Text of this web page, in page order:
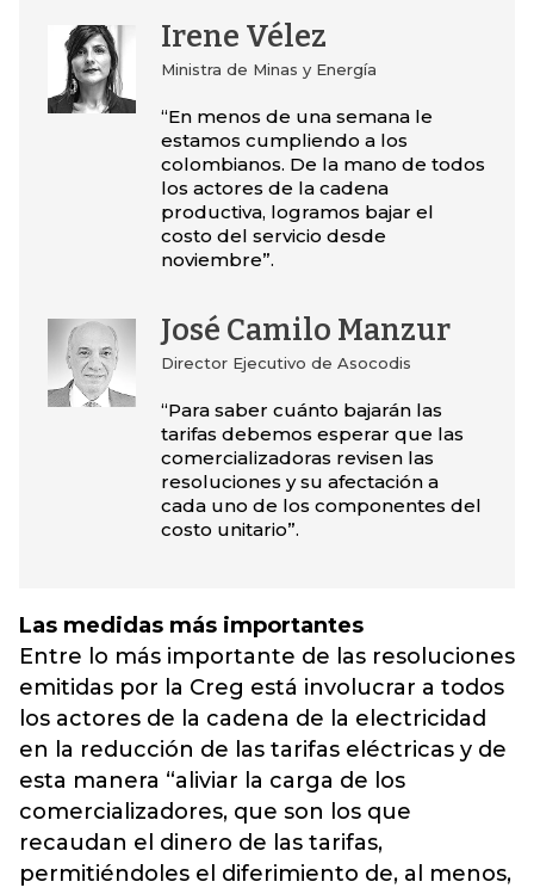
Irene Vélez
Ministra de Minas y Energía
“En menos de una semana le
estamos cumpliendo a los
colombianos. De la mano de todos
los actores de la cadena
productiva, logramos bajar el
costo del servicio desde
noviembre”.
José Camilo Manzur
Director Ejecutivo de Asocodis
“Para saber cuánto bajarán las
tarifas debemos esperar que las
comercializadoras revisen las
resoluciones y su afectación a
cada uno de los componentes del
costo unitario”.
Las medidas más importantes
Entre lo más importante de las resoluciones
emitidas por la Creg está involucrar a todos
los actores de la cadena de la electricidad
en la reducción de las tarifas eléctricas y de
esta manera “aliviar la carga de los
comercializadores, que son los que
recaudan el dinero de las tarifas,
permitiéndoles el diferimiento de, al menos,